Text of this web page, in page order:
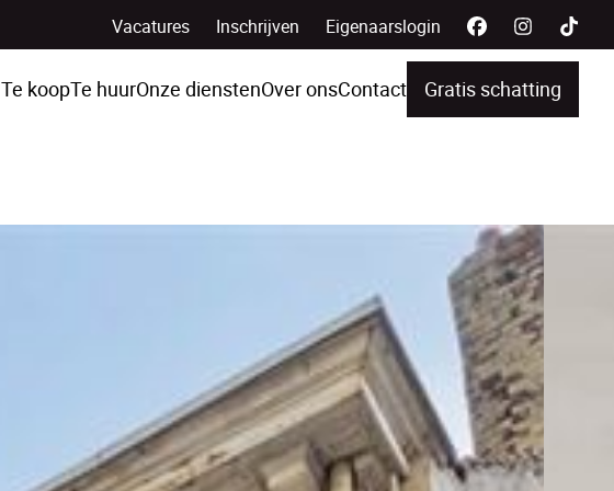
Vacatures Inschrijven Eigenaarslogin
Te koopTe huurOnze dienstenOver onsContact Gratis schatting